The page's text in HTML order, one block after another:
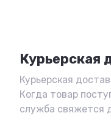
Курьерская
Курьерская
Когда товар
служба свяжется